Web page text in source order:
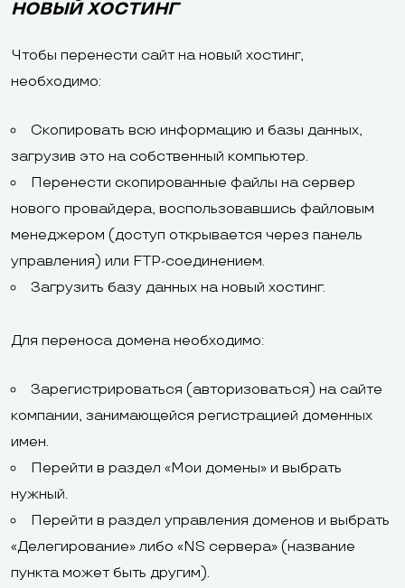
НОВЫЙ ХОСТИНГ
Чтобы перенести сайт на новый хостинг,
необходимо:
Скопировать всю информацию и базы данных,
загрузив это на собственный компьютер.
Перенести скопированные файлы на сервер
нового провайдера, воспользовавшись файловым
менеджером (доступ открывается через панель
управления) или FTP-соединением.
Загрузить базу данных на новый хостинг.
Для переноса домена необходимо:
Зарегистрироваться (авторизоваться) на сайте
компании, занимающейся регистрацией доменных
имен.
Перейти в раздел «Мои домены» и выбрать
нужный.
Перейти в раздел управления доменов и выбрать
«Делегирование» либо «NS сервера» (название
пункта может быть другим).